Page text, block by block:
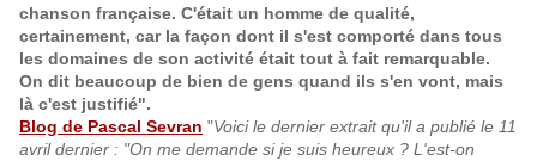
chanson française. C'était un homme de qualité,
certainement, car la façon dont il s'est comporté dans tous
les domaines de son activité était tout à fait remarquable.
On dit beaucoup de bien de gens quand ils s'en vont, mais
là c'est justifié".
Blog de Pascal Sevran "Voici le dernier extrait qu'il a publié le 11
avril dernier : "On me demande si je suis heureux ? L'est-on